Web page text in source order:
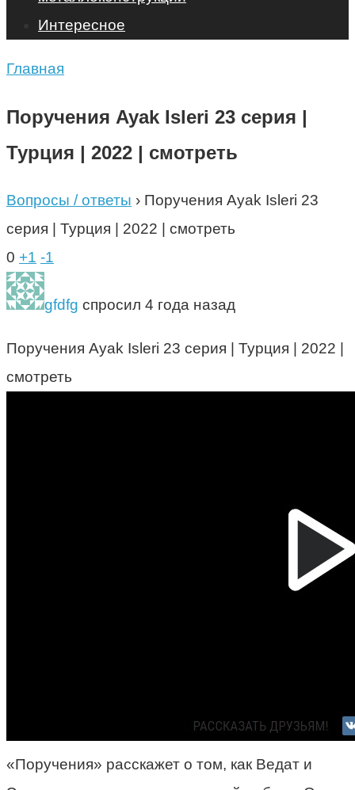
Интересное
Главная
Поручения Ayak Isleri 23 серия |
Турция | 2022 | смотреть
Вопросы / ответы › Поручения Ayak Isleri 23
серия | Турция | 2022 | смотреть
0 +1 -1
gfdfg спросил 4 года назад
Поручения Ayak Isleri 23 серия | Турция | 2022 |
смотреть
«Поручения» расскажет о том, как Ведат и